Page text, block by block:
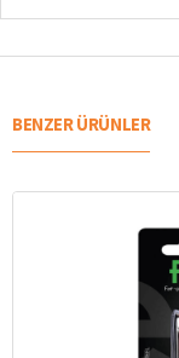
BENZER ÜRÜNLER